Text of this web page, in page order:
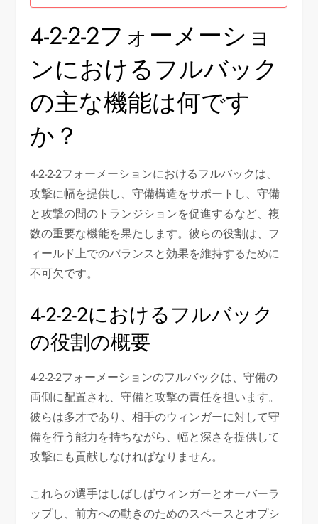
4-2-2-2フォーメーショ
ンにおけるフルバック
の主な機能は何です
か？
4-2-2-2フォーメーションにおけるフルバックは、
攻撃に幅を提供し、守備構造をサポートし、守備
と攻撃の間のトランジションを促進するなど、複
数の重要な機能を果たします。彼らの役割は、フ
ィールド上でのバランスと効果を維持するために
不可欠です。
4-2-2-2におけるフルバック
の役割の概要
4-2-2-2フォーメーションのフルバックは、守備の
両側に配置され、守備と攻撃の責任を担います。
彼らは多才であり、相手のウィンガーに対して守
備を行う能力を持ちながら、幅と深さを提供して
攻撃にも貢献しなければなりません。
これらの選手はしばしばウィンガーとオーバーラ
ップし、前方への動きのためのスペースとオプシ